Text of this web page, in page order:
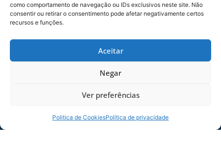
como comportamento de navegação ou IDs exclusivos neste site. Não
consentir ou retirar o consentimento pode afetar negativamente certos
recursos e funções.
Aceitar
Negar
Ver preferências
Politica de CookiesPolítica de privacidade
SERVIÇO DE JOGO: AVAÍ X CRB-AL, PELA
21ª RODADA DA SÉRIE B
é dia de Avaí na Ressacada pela Série B!